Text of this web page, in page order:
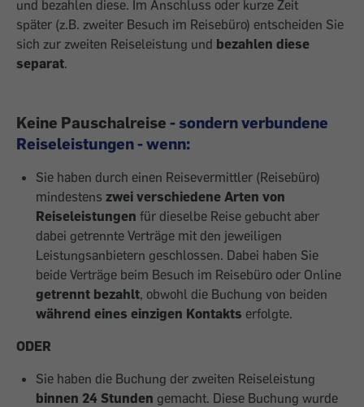
und bezahlen diese. Im Anschluss oder kurze Zeit
später (z.B. zweiter Besuch im Reisebüro) entscheiden Sie
sich zur zweiten Reiseleistung und bezahlen diese
separat.
Keine Pauschalreise - sondern verbundene
Reiseleistungen - wenn:
Sie haben durch einen Reisevermittler (Reisebüro)
mindestens zwei verschiedene Arten von
Reiseleistungen für dieselbe Reise gebucht aber
dabei getrennte Verträge mit den jeweiligen
Leistungsanbietern geschlossen. Dabei haben Sie
beide Verträge beim Besuch im Reisebüro oder Online
getrennt bezahlt, obwohl die Buchung von beiden
während eines einzigen Kontakts erfolgte.
ODER
Sie haben die Buchung der zweiten Reiseleistung
binnen 24 Stunden gemacht. Diese Buchung wurde